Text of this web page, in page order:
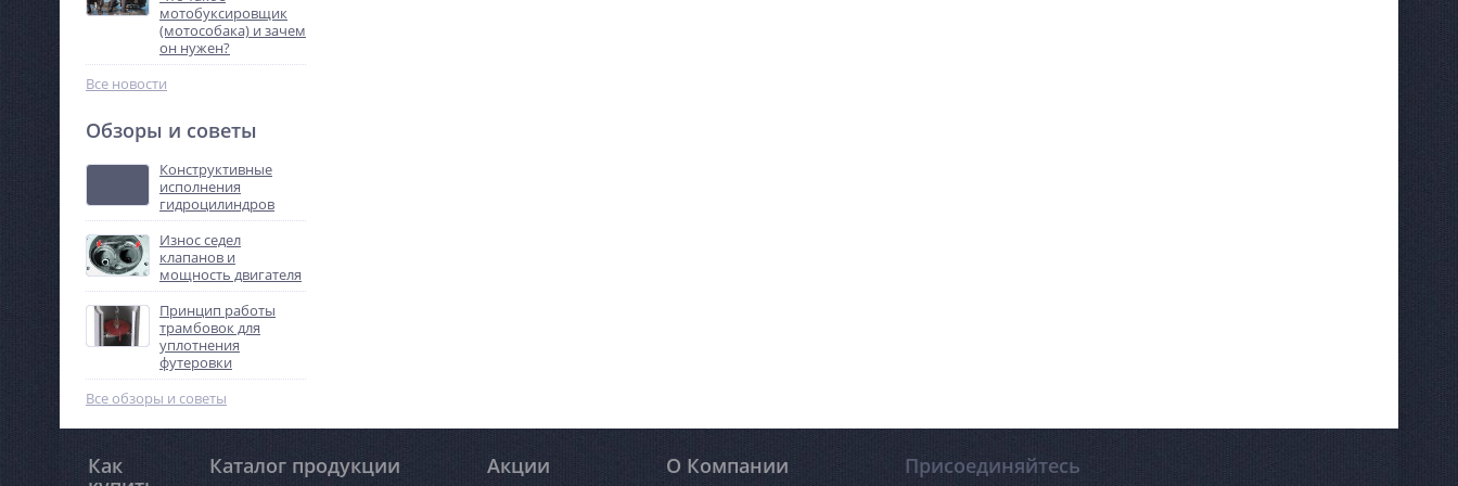
мотобуксировщик
(мотособака) и зачем
он нужен?
Все новости
Обзоры и советы
Конструктивные
исполнения
гидроцилиндров
Износ седел
клапанов и
мощность двигателя
Принцип работы
трамбовок для
уплотнения
футеровки
Все обзоры и советы
Как Каталог продукции Акции О Компании Присоединяйтесь